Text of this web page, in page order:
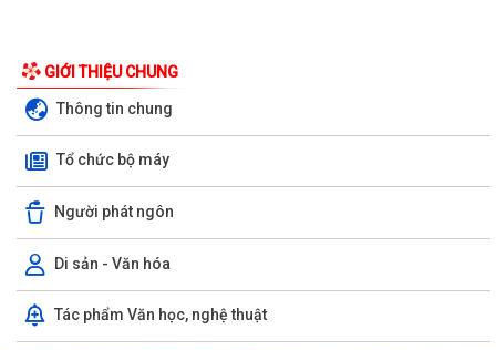
GIỚI THIỆU CHUNG
Thông tin chung
Tổ chức bộ máy
Người phát ngôn
Di sản - Văn hóa
Tác phẩm Văn học, nghệ thuật
phục vụ Dự án tuyến đường...